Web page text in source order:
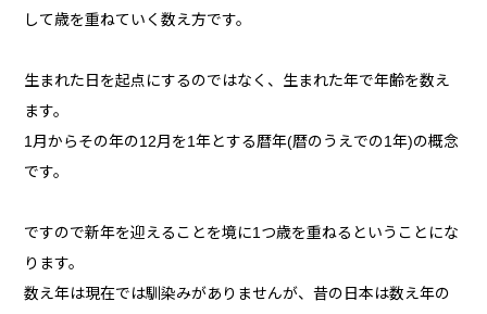
して歳を重ねていく数え方です。
生まれた日を起点にするのではなく、生まれた年で年齢を数え
ます。
1月からその年の12月を1年とする暦年(暦のうえでの1年)の概念
です。
ですので新年を迎えることを境に1つ歳を重ねるということにな
ります。
数え年は現在では馴染みがありませんが、昔の日本は数え年の